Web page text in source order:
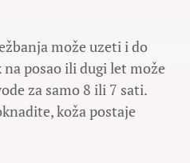
može uzeti i do
posao ili dugi let može
za samo 8 ili 7 sati.
koža postaje